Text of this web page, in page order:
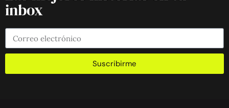
inbox
Suscribirme